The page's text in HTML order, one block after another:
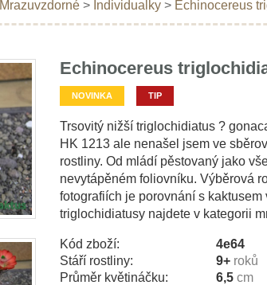
Mrazuvzdorné> Individualky> Echinocereus
Echinocereus
NOVINKA TIP
Trsovitý nižší triglochidiatus ?
HK 1213 ale nenašel jsem ve
rostliny. Od mládí pěstovaný jako
nevytápěném foliovníku. Výběrová
fotografiích je porovnání s
triglochidiatusy najdete v kategorii
Kód zboží:
4e64
Stáří rostliny:
9+ roků
Průměr květináčku:
6,5 cm